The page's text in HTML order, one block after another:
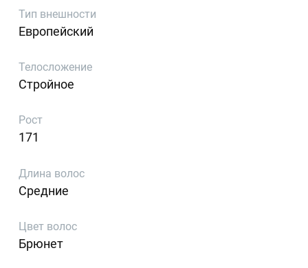
Тип внешности
Европейский
Телосложение
Стройное
Рост
171
Длина волос
Средние
Цвет волос
Брюнет